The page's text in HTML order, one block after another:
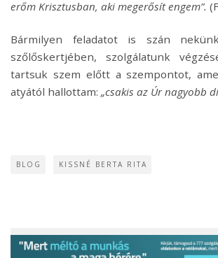
erőm Krisztusban, aki megerősít engem”.
Bármilyen feladatot is szán
szőlőskertjében, szolgálatunk
tartsuk szem előtt a szempontot,
atyától hallottam: „csakis az Úr nagyobb
BLOG KISSNÉ BERTA RITA